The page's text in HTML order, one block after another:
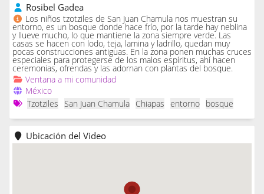
Rosibel Gadea
Los niños tzotziles de San Juan Chamula nos muestran su
entorno, es un bosque donde hace frío, por la tarde hay neblina
y llueve mucho, lo que mantiene la zona siempre verde. Las
casas se hacen con lodo, teja, lamina y ladrillo, quedan muy
pocas construcciones antiguas. En la zona ponen muchas cruces
especiales para protegerse de los malos espíritus, ahí hacen
ceremonias, ofrendas y las adornan con plantas del bosque.
Ventana a mi comunidad
México
Tzotziles
San Juan Chamula Chiapas entorno bosque
Ubicación del Video